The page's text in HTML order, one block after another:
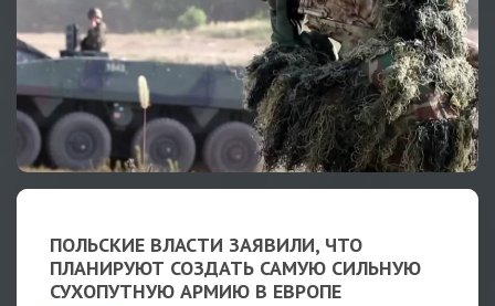
ПОЛЬСКИЕ ВЛАСТИ ЗАЯВИЛИ, ЧТО
ПЛАНИРУЮТ СОЗДАТЬ САМУЮ СИЛЬНУЮ
СУХОПУТНУЮ АРМИЮ В ЕВРОПЕ